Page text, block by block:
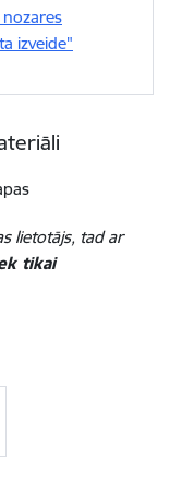
izveide"
lietotājs, tad ar
tikai